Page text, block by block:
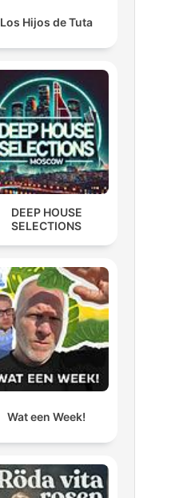
Los Hijos de Tuta
DEEP HOUSE
SELECTIONS
Wat een Week!